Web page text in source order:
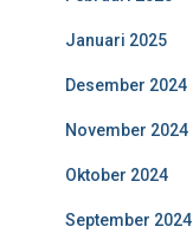
Januari 2025
Desember 2024
November 2024
Oktober 2024
September 2024